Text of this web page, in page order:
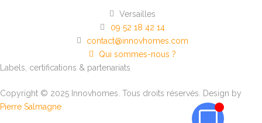
Versailles
09 52 18 42 14
contact@innovhomes.com
Qui sommes-nous ?
Labels, certifications & partenariats
Copyright © 2025 Innovhomes. Tous droits réservés. Design by
Pierre Salmagne